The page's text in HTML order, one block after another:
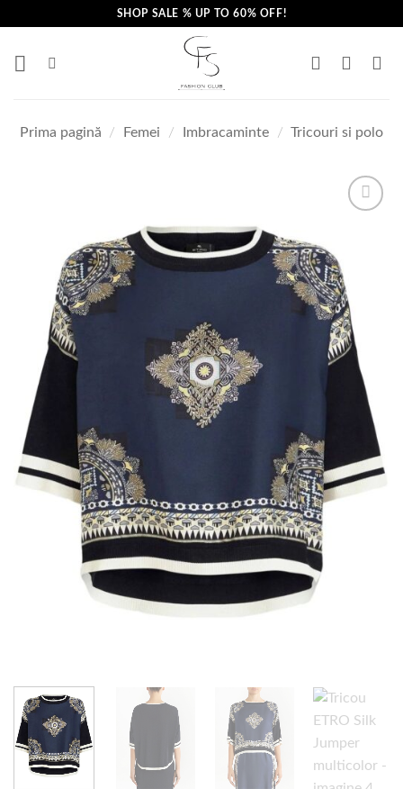
content
SHOP SALE % UP TO 60% OFF!
Prima pagină / Femei / Imbracaminte / Tricouri si polo